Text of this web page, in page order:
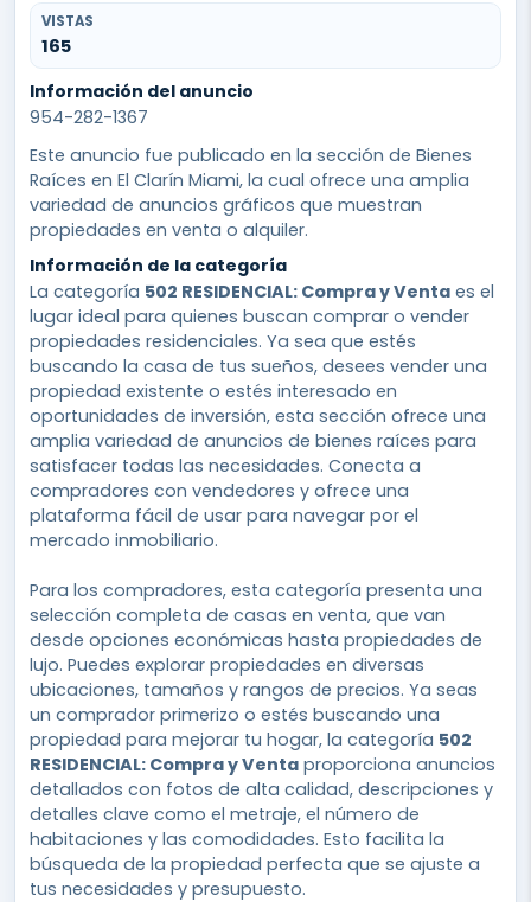
VISTAS
165
Información del anuncio
954-282-1367
Este anuncio fue publicado en la sección de Bienes
Raíces en El Clarín Miami, la cual ofrece una amplia
variedad de anuncios gráficos que muestran
propiedades en venta o alquiler.
Información de la categoría
La categoría 502 RESIDENCIAL: Compra y Venta es el
lugar ideal para quienes buscan comprar o vender
propiedades residenciales. Ya sea que estés
buscando la casa de tus sueños, desees vender una
propiedad existente o estés interesado en
oportunidades de inversión, esta sección ofrece una
amplia variedad de anuncios de bienes raíces para
satisfacer todas las necesidades. Conecta a
compradores con vendedores y ofrece una
plataforma fácil de usar para navegar por el
mercado inmobiliario.
Para los compradores, esta categoría presenta una
selección completa de casas en venta, que van
desde opciones económicas hasta propiedades de
lujo. Puedes explorar propiedades en diversas
ubicaciones, tamaños y rangos de precios. Ya seas
un comprador primerizo o estés buscando una
propiedad para mejorar tu hogar, la categoría 502
RESIDENCIAL: Compra y Venta proporciona anuncios
detallados con fotos de alta calidad, descripciones y
detalles clave como el metraje, el número de
habitaciones y las comodidades. Esto facilita la
búsqueda de la propiedad perfecta que se ajuste a
tus necesidades y presupuesto.